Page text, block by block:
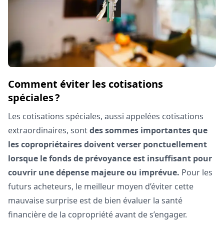
Comment éviter les cotisations
spéciales ?
Les cotisations spéciales, aussi appelées cotisations
extraordinaires, sontdes sommes importantes que
les copropriétaires doivent verser ponctuellement
lorsque le fonds de prévoyance est insuffisant pour
couvrir une dépense majeure ou imprévue. Pour les
futurs acheteurs, le meilleur moyen d’éviter cette
mauvaise surprise est de bien évaluer la santé
financière de la copropriété avant de s’engager.